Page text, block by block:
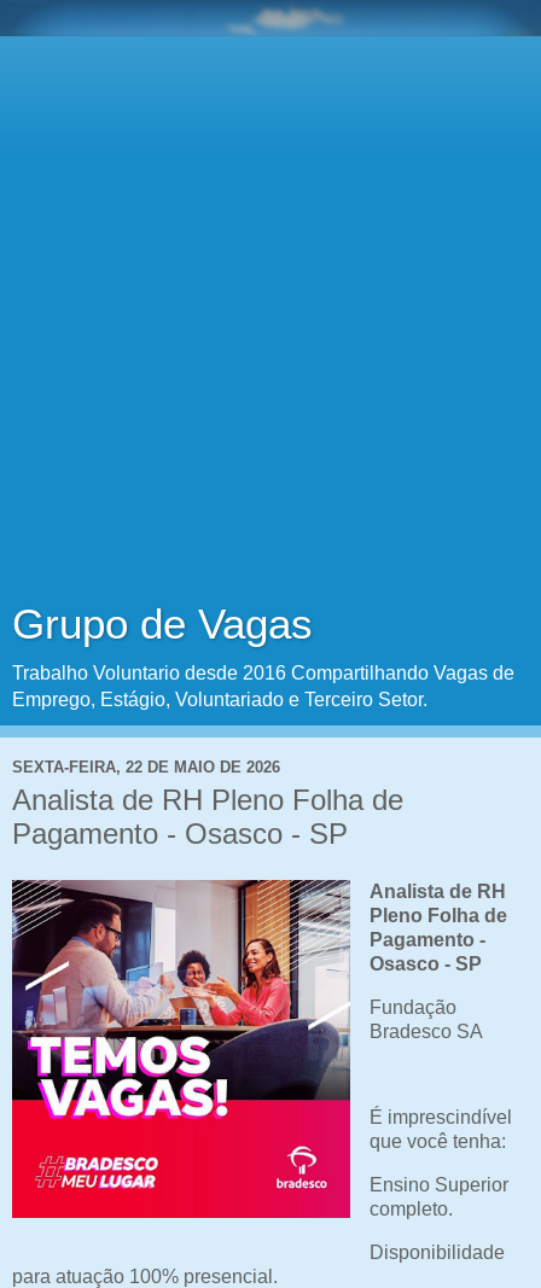
Grupo de Vagas
Trabalho Voluntario desde 2016 Compartilhando Vagas de
Emprego, Estágio, Voluntariado e Terceiro Setor.
SEXTA-FEIRA, 22 DE MAIO DE 2026
Analista de RH Pleno Folha de
Pagamento - Osasco - SP
Analista de RH
Pleno Folha de
Pagamento -
Osasco - SP
Fundação
Bradesco SA
É imprescindível
que você tenha:
Ensino Superior
completo.
Disponibilidade
para atuação 100% presencial.